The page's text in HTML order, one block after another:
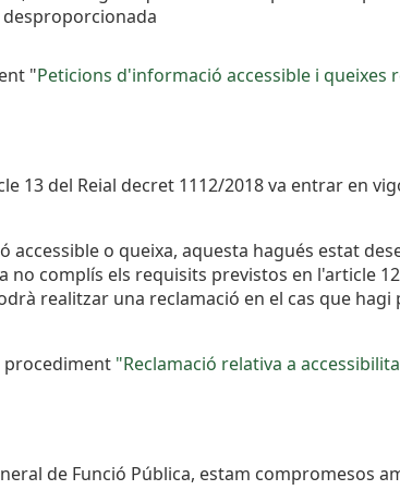
"Peticions d'informació accessible i queixes
13 del Reial decret 1112/2018 va entrar en
accessible o queixa, aquesta hagués estat
complís els requisits previstos en l'article
realitzar una reclamació en el cas que
procediment "Reclamació relativa a
de Funció Pública, estam compromesos